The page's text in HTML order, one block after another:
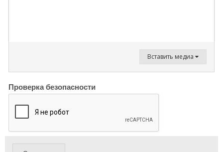
Вставить медиа
Проверка безопасности